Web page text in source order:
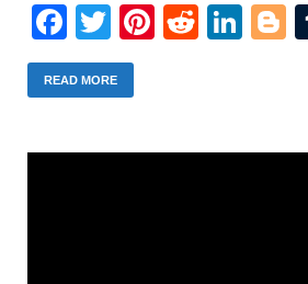
Facebook
Twitter
Pinterest
Reddit
READ MORE